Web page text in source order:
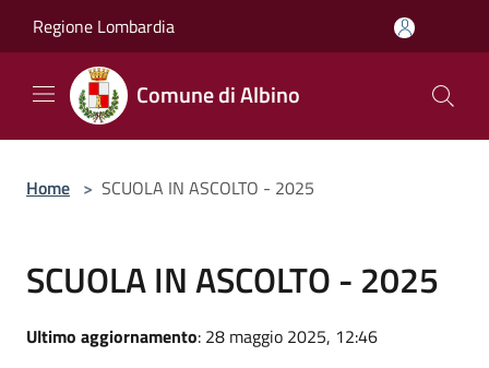
Regione Lombardia
Comune di Albino
Home > SCUOLA IN ASCOLTO - 2025
SCUOLA IN ASCOLTO - 2025
Ultimo aggiornamento: 28 maggio 2025, 12:46